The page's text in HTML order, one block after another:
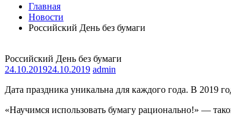
Главная
Новости
Российский День без бумаги
Российский День без бумаги
24.10.201924.10.2019 admin
Дата праздника уникальна для каждого года. В 2019
«Научимся использовать бумагу рационально!» —